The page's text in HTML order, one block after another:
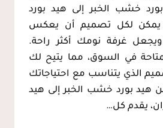
خشب الخبر إلى هيد بورد
يمكن لكل تصميم أن يعكس
غرفة نومك أكثر راحة.
في السوق، مما يتيح لك
الذي يتناسب مع احتياجاتك
هيد بورد خشب الخبر إلى هيد
يقدم كل…